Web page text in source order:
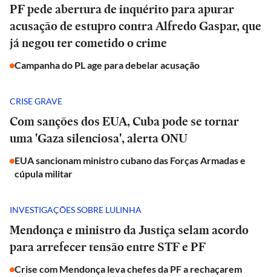
PF pede abertura de inquérito para apurar
acusação de estupro contra Alfredo Gaspar, que
já negou ter cometido o crime
Campanha do PL age para debelar acusação
CRISE GRAVE
Com sanções dos EUA, Cuba pode se tornar
uma 'Gaza silenciosa', alerta ONU
EUA sancionam ministro cubano das Forças Armadas e
cúpula militar
INVESTIGAÇÕES SOBRE LULINHA
Mendonça e ministro da Justiça selam acordo
para arrefecer tensão entre STF e PF
Crise com Mendonça leva chefes da PF a rechaçarem